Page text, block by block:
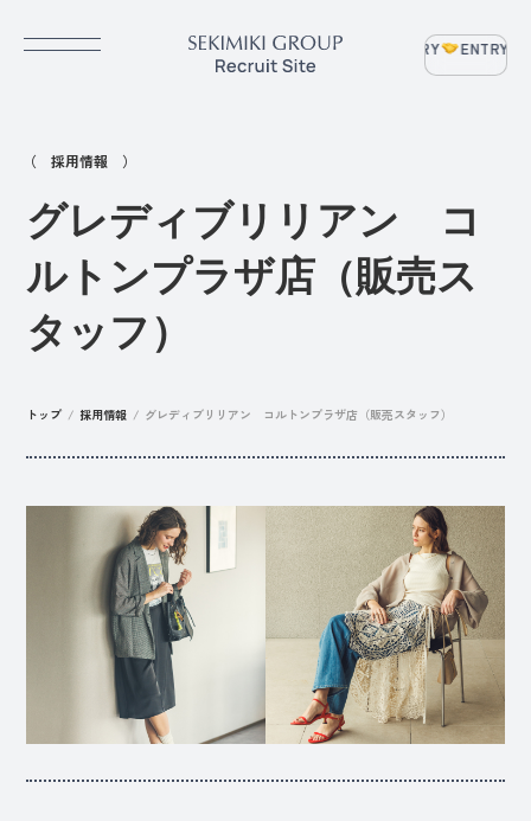
ENTRY ENTRY
（ 採用情報 ）
グレディブリリアン コ
ルトンプラザ店（販売ス
タッフ）
トップ / 採用情報 / グレディブリリアン コルトンプラザ店（販売スタッフ）